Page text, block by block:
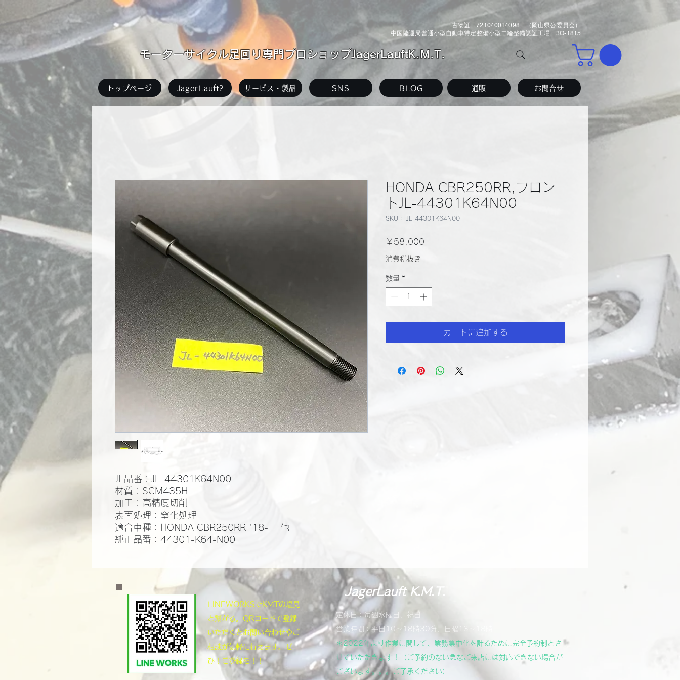
古物証 721040014098 （岡山県公委員会）
中国陸運局普通小型自動車特定整備小型二輪整備認証工場 3O-1815
​モーターサイクル足回り専門プロショップJagerLauftK.M.T.
トップページ JagerLauft? サービス・製品 SNS BLOG 通販 お問合せ
JL品番：JL-44301K64N00
材質：SCM435H
​加工：高精度切削
​表面処理：窒化処理​
適合車種：HONDA CBR250RR '18- 他
純正品番：44301-K64-N00
HONDA CBR250RR,フロン
トJL-44301K64N00
SKU： JL-44301K64N00
￥58,000
消費税抜き
数量 *
カートに追加する
​LINEWORKSでKMTの塩見
と繋がる。QRコードで登録
いただくとお問い合わせやご
相談が気軽に行えます。ぜ
ひ！ご登録を！！
JagerLauft K.M.T.
定休日：毎週水曜日、祝日
営業時間：平日10～18時30分、日曜13～18時
＊2022年より作業に関して、業務集中化を計るために完全予約制とさ
せていただきます！（ご予約のない急なご来店には対応できない場合が
ございます。。。ご了承ください）